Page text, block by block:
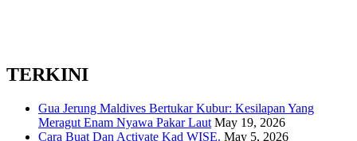
TERKINI
Gua Jerung Maldives Bertukar Kubur: Kesilapan Yang
Meragut Enam Nyawa Pakar Laut May 19, 2026
Cara Buat Dan Activate Kad WISE. May 5, 2026